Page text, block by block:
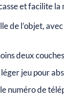
et facilite
de l’objet,
deux
jeu pour
numéro de